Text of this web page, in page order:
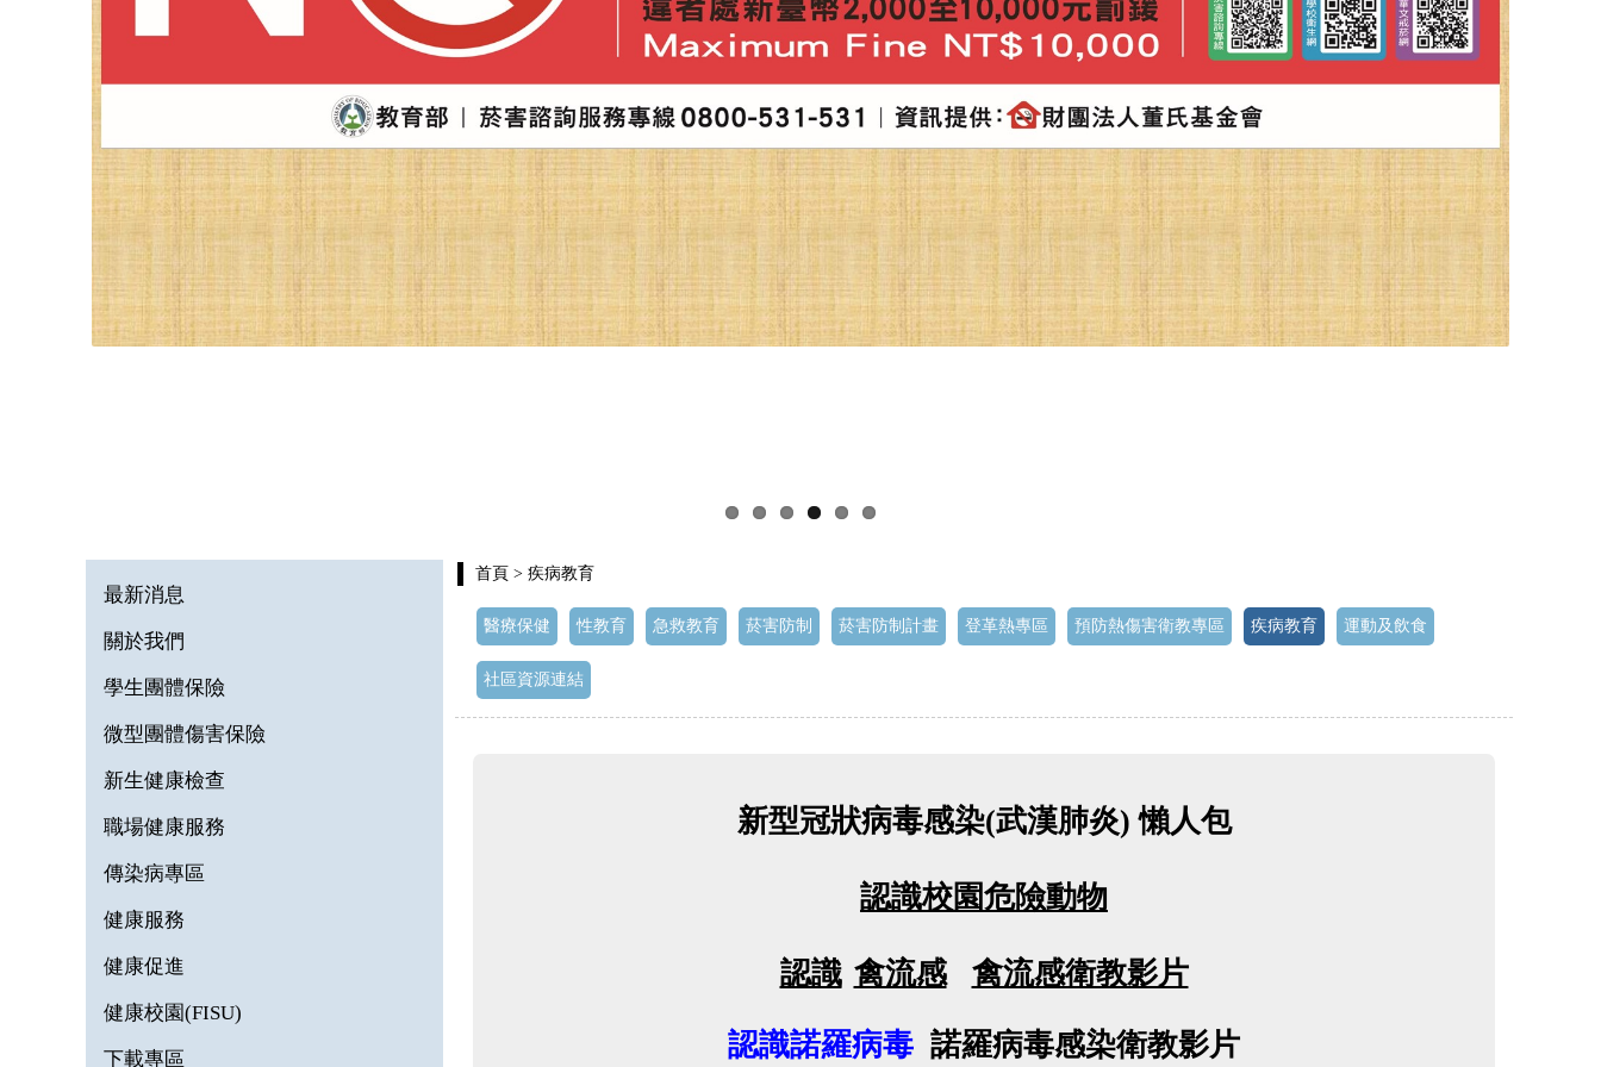
最新消息
關於我們
學生團體保險
微型團體傷害保險
新生健康檢查
職場健康服務
傳染病專區
健康服務
健康促進
健康校園(FISU)
下載專區
首頁 > 疾病教育
醫療保健 性教育 急救教育 菸害防制 菸害防制計畫 登革熱專區 預防熱傷害衛教專區 疾病教育 運動及飲食
社區資源連結
新型冠狀病毒感染(武漢肺炎) 懶人包
認識校園危險動物
認識 禽流感 禽流感衛教影片
認識諾羅病毒 諾羅病毒感染衛教影片